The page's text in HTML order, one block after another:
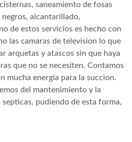
saneamiento de fosas
alcantarillado,
de estos servicios es hecho con
las camaras de television lo que
arquetas y atascos sin que haya
que no se necesiten. Contamos
mucha energia para la succion.
del mantenimiento y la
pudiendo de esta forma,